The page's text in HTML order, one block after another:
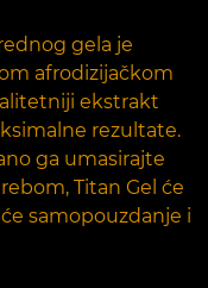
gela je
afrodizijačkom
ekstrakt
rezultate.
ga umasirajte
Titan Gel će
samopouzdanje i